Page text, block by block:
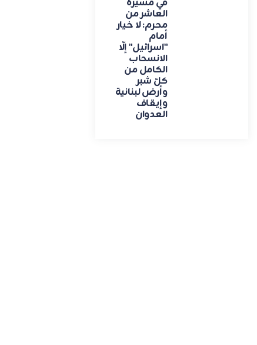
في مسيرة
العاشر من
محرم: لا خيار
أمام
"اسرائيل" إلّا
الانسحاب
الكامل من
كلّ شبر
وأرض لبنانية
وإيقاف
العدوان